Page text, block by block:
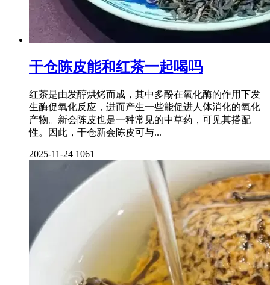
干仓陈皮能和红茶一起喝吗
红茶是由发醇烘烤而成，其中多酚在氧化酶的作用下发
生酶促氧化反应，进而产生一些能促进人体消化的氧化
产物。新会陈皮也是一种常见的中草药，可见其搭配
性。因此，干仓新会陈皮可与...
2025-11-24 1061